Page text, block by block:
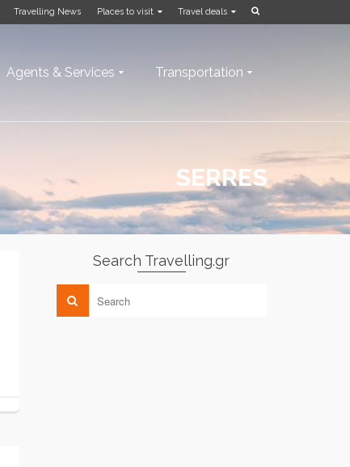
Travelling News Places to visit Travel deals
Agents & Services Transportation
SERRES
Search Travelling.gr